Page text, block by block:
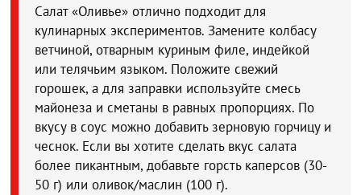
Салат «Оливье» отлично подходит для
кулинарных экспериментов. Замените колбасу
ветчиной, отварным куриным филе, индейкой
или телячьим языком. Положите свежий
горошек, а для заправки используйте смесь
майонеза и сметаны в равных пропорциях. По
вкусу в соус можно добавить зерновую горчицу и
чеснок. Если вы хотите сделать вкус салата
более пикантным, добавьте горсть каперсов (30-
50 г) или оливок/маслин (100 г).